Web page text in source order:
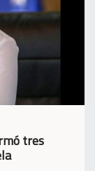
tres